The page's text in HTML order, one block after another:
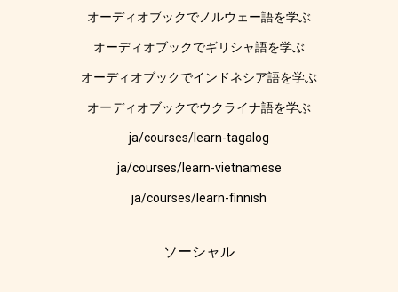
オーディオブックでノルウェー語を学ぶ
オーディオブックでギリシャ語を学ぶ
オーディオブックでインドネシア語を学ぶ
オーディオブックでウクライナ語を学ぶ
ja/courses/learn-tagalog
ja/courses/learn-vietnamese
ja/courses/learn-finnish
ソーシャル